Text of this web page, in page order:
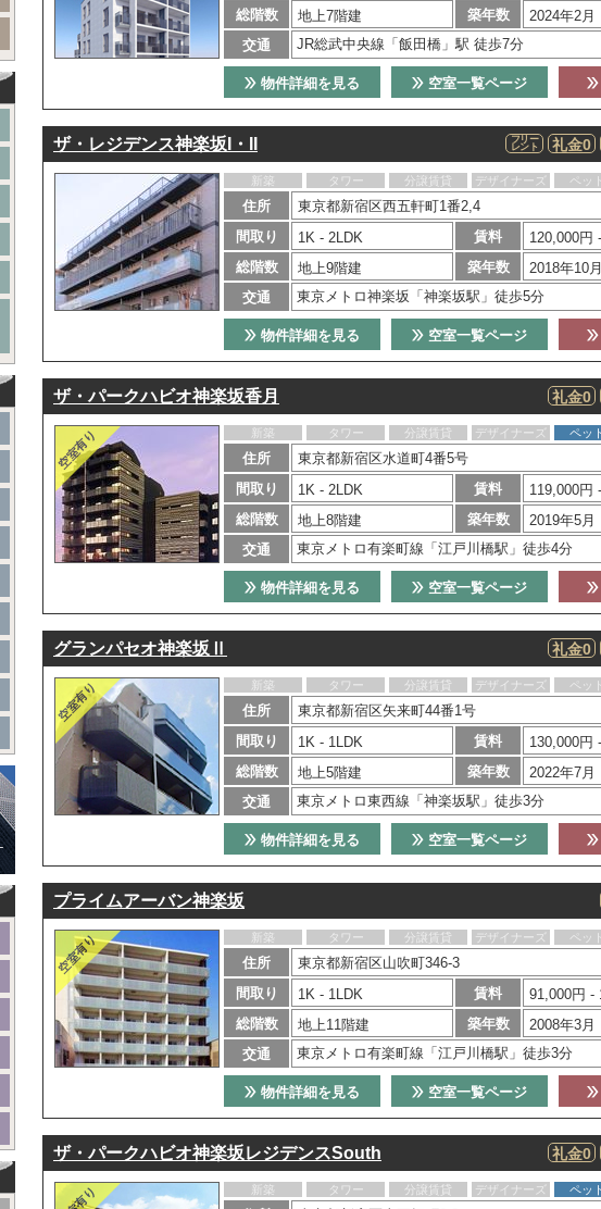
総階数
地上7階建 築年数
2024年2月
交通
JR総武中央線「飯田橋」駅 徒歩7分
空室一覧ページ
物件詳細を見る
ザ・レジデンス神楽坂I・II 礼金0
フリー
レント
新築 タワー 分譲賃貸 デザイナーズ ペッ
住所
東京都新宿区西五軒町1番2,4
間取り
1K - 2LDK 賃料
120,000円
総階数
地上9階建 築年数
2018年10月
交通
東京メトロ神楽坂「神楽坂駅」徒歩5分
空室一覧ページ
物件詳細を見る
ザ・パークハビオ神楽坂香月 礼金0
新築 タワー 分譲賃貸 デザイナーズ ペッ
住所
東京都新宿区水道町4番5号
間取り
1K - 2LDK 賃料
119,000円
総階数
地上8階建 築年数
2019年5月
交通
東京メトロ有楽町線「江戸川橋駅」徒歩4分
空室一覧ページ
物件詳細を見る
グランパセオ神楽坂Ⅱ 礼金0
新築 タワー 分譲賃貸 デザイナーズ ペッ
住所
東京都新宿区矢来町44番1号
間取り
1K - 1LDK 賃料
130,000円
総階数
地上5階建 築年数
2022年7月
交通
東京メトロ東西線「神楽坂駅」徒歩3分
空室一覧ページ
物件詳細を見る
プライムアーバン神楽坂
新築 タワー 分譲賃貸 デザイナーズ ペッ
住所
東京都新宿区山吹町346-3
間取り
1K - 1LDK 賃料
91,000円 -
総階数
地上11階建 築年数
2008年3月
交通
東京メトロ有楽町線「江戸川橋駅」徒歩3分
空室一覧ページ
物件詳細を見る
ザ・パークハビオ神楽坂レジデンスSouth 礼金0
新築 タワー 分譲賃貸 デザイナーズ ペッ